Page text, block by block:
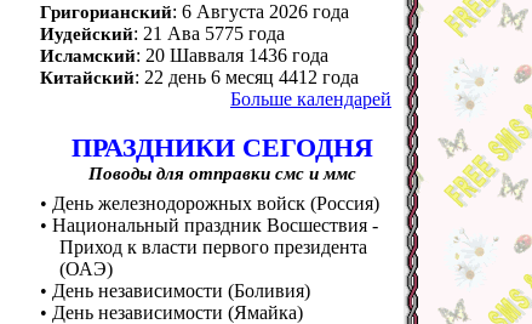
Григорианский: 6 Августа 2026 года
Иудейский: 21 Ава 5775 года
Исламский: 20 Шавваля 1436 года
Китайский: 22 день 6 месяц 4412 года
Больше календарей
ПРАЗДНИКИ СЕГОДНЯ
Поводы для отправки смс и ммс
• День железнодорожных войск (Россия)
• Национальный праздник Восшествия -
Приход к власти первого президента
(ОАЭ)
• День независимости (Боливия)
• День независимости (Ямайка)